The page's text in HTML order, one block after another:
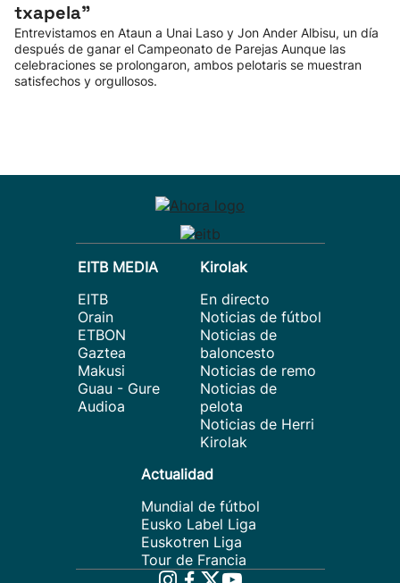
txapela”
Entrevistamos en Ataun a Unai Laso y Jon Ander Albisu, un día
después de ganar el Campeonato de Parejas Aunque las
celebraciones se prolongaron, ambos pelotaris se muestran
satisfechos y orgullosos.
EITB MEDIA
EITB
Orain
ETBON
Gaztea
Makusi
Guau - Gure
Audioa
Kirolak
En directo
Noticias de fútbol
Noticias de
baloncesto
Noticias de remo
Noticias de
pelota
Noticias de Herri
Kirolak
Actualidad
Mundial de fútbol
Eusko Label Liga
Euskotren Liga
Tour de Francia